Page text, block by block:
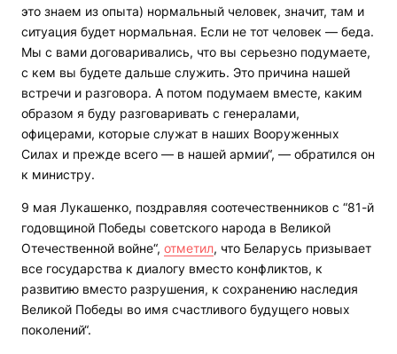
это знаем из опыта) нормальный человек, значит, там и
ситуация будет нормальная. Если не тот человек — беда.
Мы с вами договаривались, что вы серьезно подумаете,
с кем вы будете дальше служить. Это причина нашей
встречи и разговора. А потом подумаем вместе, каким
образом я буду разговаривать с генералами,
офицерами, которые служат в наших Вооруженных
Силах и прежде всего — в нашей армии“, — обратился он
к министру.
9 мая Лукашенко, поздравляя соотечественников с “81-й
годовщиной Победы советского народа в Великой
Отечественной войне“, отметил, что Беларусь призывает
все государства к диалогу вместо конфликтов, к
развитию вместо разрушения, к сохранению наследия
Великой Победы во имя счастливого будущего новых
поколений“.